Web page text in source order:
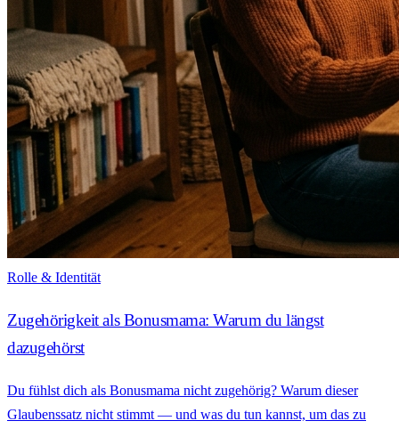
Rolle & Identität
Zugehörigkeit als Bonusmama: Warum du längst
dazugehörst
Du fühlst dich als Bonusmama nicht zugehörig? Warum dieser
Glaubenssatz nicht stimmt — und was du tun kannst, um das zu